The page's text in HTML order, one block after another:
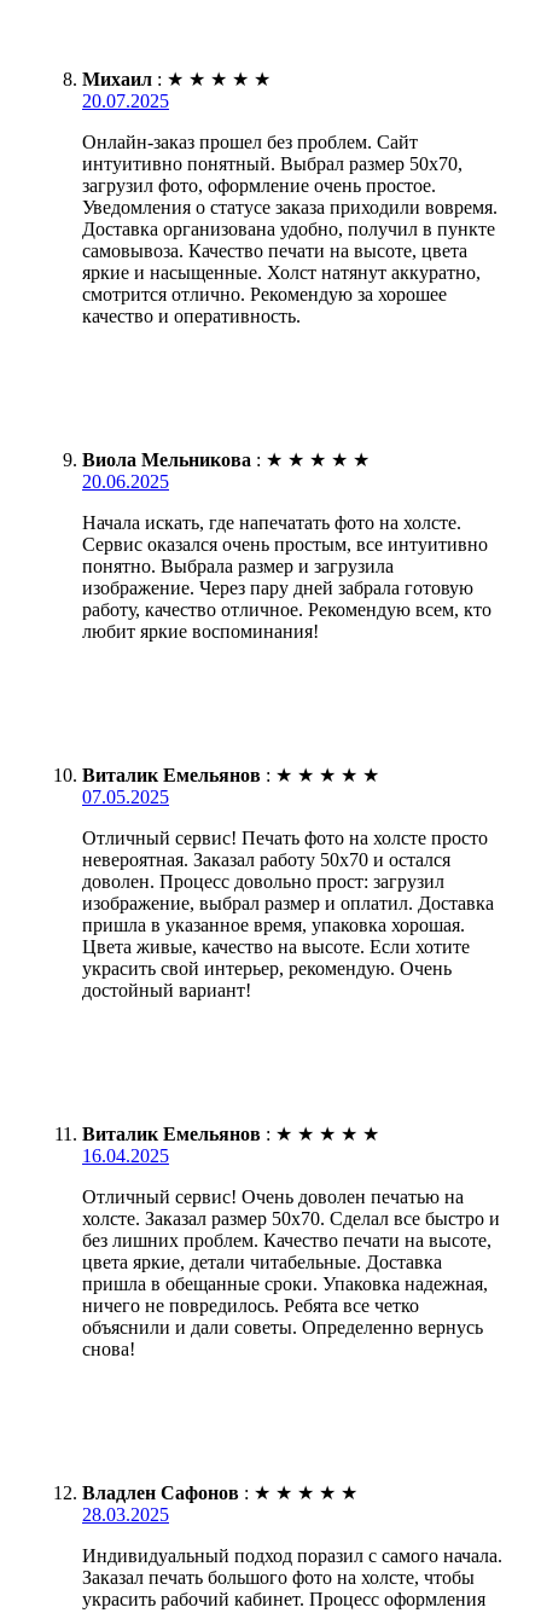
Михаил : ★ ★ ★ ★ ★
20.07.2025
Онлайн-заказ прошел без проблем. Сайт
интуитивно понятный. Выбрал размер 50х70,
загрузил фото, оформление очень простое.
Уведомления о статусе заказа приходили вовремя.
Доставка организована удобно, получил в пункте
самовывоза. Качество печати на высоте, цвета
яркие и насыщенные. Холст натянут аккуратно,
смотрится отлично. Рекомендую за хорошее
качество и оперативность.
Виола Мельникова : ★ ★ ★ ★ ★
20.06.2025
Начала искать, где напечатать фото на холсте.
Сервис оказался очень простым, все интуитивно
понятно. Выбрала размер и загрузила
изображение. Через пару дней забрала готовую
работу, качество отличное. Рекомендую всем, кто
любит яркие воспоминания!
Виталик Емельянов : ★ ★ ★ ★ ★
07.05.2025
Отличный сервис! Печать фото на холсте просто
невероятная. Заказал работу 50х70 и остался
доволен. Процесс довольно прост: загрузил
изображение, выбрал размер и оплатил. Доставка
пришла в указанное время, упаковка хорошая.
Цвета живые, качество на высоте. Если хотите
украсить свой интерьер, рекомендую. Очень
достойный вариант!
Виталик Емельянов : ★ ★ ★ ★ ★
16.04.2025
Отличный сервис! Очень доволен печатью на
холсте. Заказал размер 50х70. Сделал все быстро и
без лишних проблем. Качество печати на высоте,
цвета яркие, детали читабельные. Доставка
пришла в обещанные сроки. Упаковка надежная,
ничего не повредилось. Ребята все четко
объяснили и дали советы. Определенно вернусь
снова!
Владлен Сафонов : ★ ★ ★ ★ ★
28.03.2025
Индивидуальный подход поразил с самого начала.
Заказал печать большого фото на холсте, чтобы
украсить рабочий кабинет. Процесс оформления